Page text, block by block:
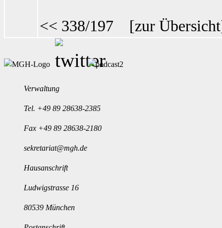
<< 338/197 [zur Übersicht
Verwaltung
Tel. +49 89 28638-2385
Fax +49 89 28638-2180
sekretariat@mgh.de
Hausanschrift
Ludwigstrasse 16
80539 München